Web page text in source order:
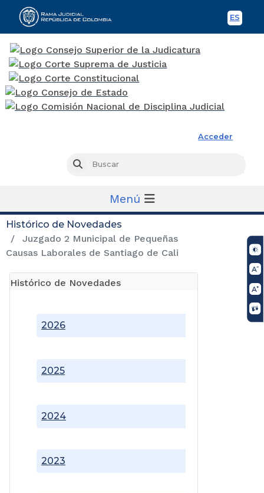
ES
Acceder
Buscar
Menú
Histórico de Novedades
Juzgado 2 Municipal de Pequeñas
Causas Laborales de Santiago de Cali
Histórico de Novedades
2023
2024
2025
2026